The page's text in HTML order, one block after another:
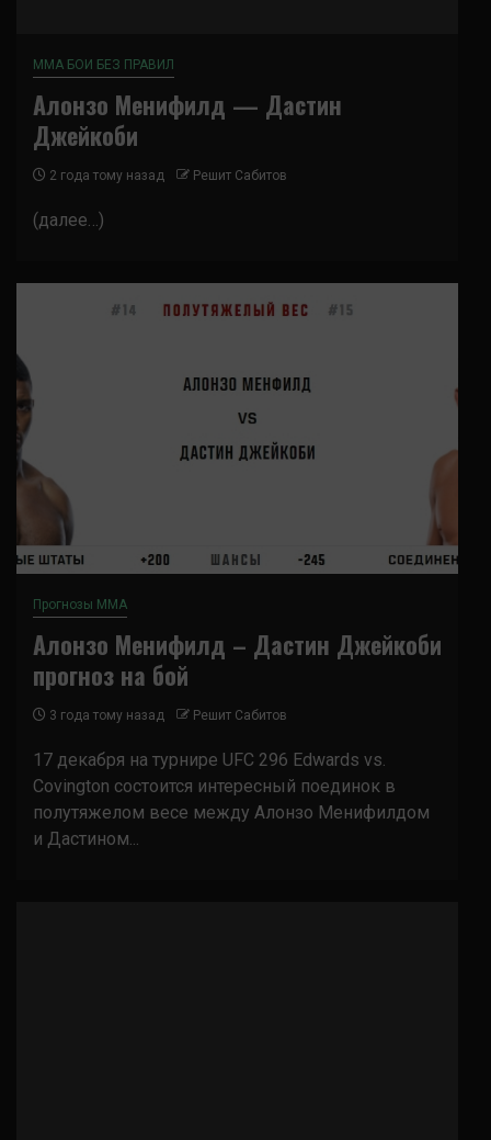
ММА БОИ БЕЗ ПРАВИЛ
Алонзо Менифилд — Дастин
Джейкоби
2 года тому назад Решит Сабитов
(далее…)
Прогнозы ММА
Алонзо Менифилд – Дастин Джейкоби
прогноз на бой
3 года тому назад Решит Сабитов
17 декабря на турнире UFC 296 Edwards vs.
Covington состоится интересный поединок в
полутяжелом весе между Алонзо Менифилдом
и Дастином...